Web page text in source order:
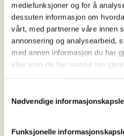
mediefunksjoner og for å
dessuten informasjon om
vårt, med partnerne våre innen
annonsering og analysearbeid,
med annen informasjon du har
eller som de har samlet inn
Nødvendige
Funksjonelle
Aldersgrense for småviltjakt
introjakta kan du delta med
I tillegg kan du delta fra det
fyller 14 år dersom du har
Oppmøte: Leikarvoll
Jaktområde blir: Nordsinni